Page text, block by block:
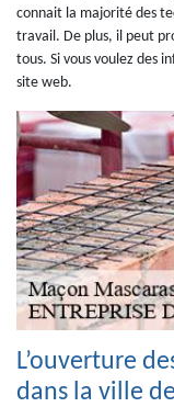
connait la majorité des
travail. De plus, il peut
tous. Si vous voulez des
site web.
L’ouverture
dans la ville